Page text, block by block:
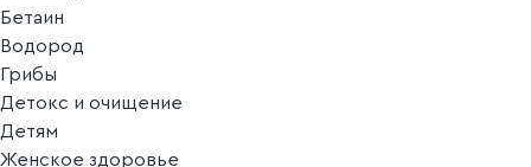
Бетаин
Водород
Грибы
Детокс и очищение
Детям
Женское здоровье